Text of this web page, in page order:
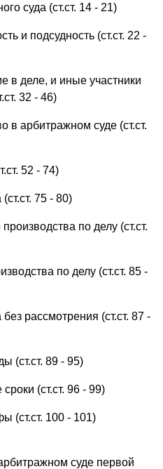
суда (ст.ст. 14 - 21)
и подсудность (ст.ст. 22 -
в деле, и иные участники
32 - 46)
в арбитражном суде (ст.ст.
52 - 74)
75 - 80)
по делу (ст.ст.
по делу (ст.ст. 85 -
рассмотрения (ст.ст. 87 -
(ст.ст. 89 - 95)
(ст.ст. 96 - 99)
(ст.ст. 100 - 101)
суде первой